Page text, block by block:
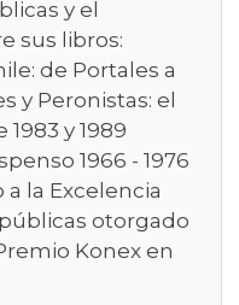
y el
sus libros:
de Portales a
y Peronistas: el
y 1989
1966 - 1976
la Excelencia
otorgado
Konex en